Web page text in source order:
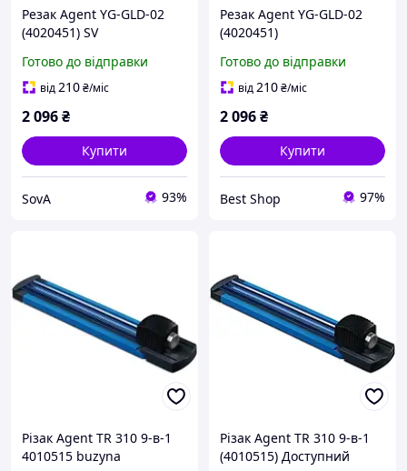
Резак Agent YG-GLD-02
(4020451) SV
Готово до відправки
від210₴/міс
2 096₴
Купити
SovA 93%
Резак Agent YG-GLD-02
(4020451)
Готово до відправки
від210₴/міс
2 096₴
Купити
Best Shop 97%
Різак Agent TR 310 9-в-1
4010515 buzyna
Різак Agent TR 310 9-в-1
(4010515) Доступний